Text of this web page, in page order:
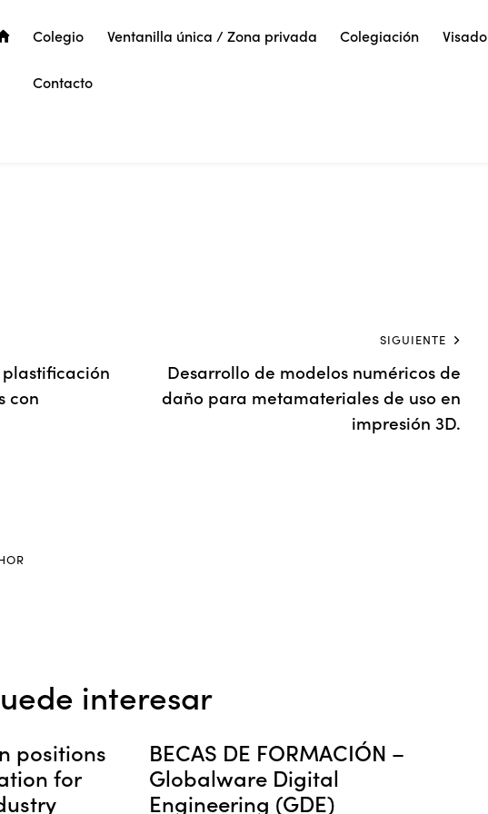
Colegio Ventanilla única / Zona privada Colegiación Visado
Contacto
con
SIGUIENTE
Desarrollo de modelos numéricos de
daño para metamateriales de uso en
impresión 3D.
interesar
positions
for
BECAS DE FORMACIÓN –
Globalware Digital
Engineering (GDE)